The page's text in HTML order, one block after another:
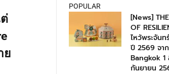
ย
POPULAR
[News]
OF
ไหว้พระจัน
ปี 2569 จา
Bangkok
กันยายน